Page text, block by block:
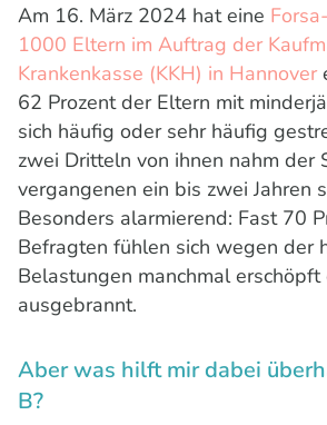
Am 16. März 2024 hat eine
1000 Eltern im Auftrag der
Krankenkasse (KKH) in Hannover
62 Prozent der Eltern mit
sich häufig oder sehr häufig
zwei Dritteln von ihnen nahm der
vergangenen ein bis zwei Jahren
Besonders alarmierend: Fast 70
Befragten fühlen sich wegen der
Belastungen manchmal erschöpft
ausgebrannt.
Aber was hilft mir dabei
B?